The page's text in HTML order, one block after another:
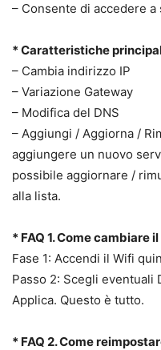
– Consente di accedere a
* Caratteristiche
– Cambia indirizzo IP
– Variazione Gateway
– Modifica del DNS
– Aggiungi / Aggiorna /
aggiungere un nuovo
possibile aggiornare /
alla lista.
* FAQ 1. Come cambiare
Fase 1: Accendi il Wifi
Passo 2: Scegli eventuali
Applica. Questo è tutto.
* FAQ 2. Come